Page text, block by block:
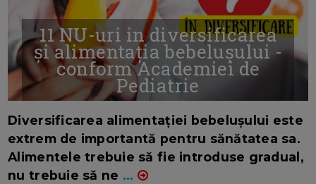
11 NU-uri in diversificarea
și alimentația bebelușului -
conform Academiei de
Pediatrie
Diversificarea alimentației bebelușului este
extrem de importantă pentru sănătatea sa.
Alimentele trebuie să fie introduse gradual,
nu trebuie să ne ...